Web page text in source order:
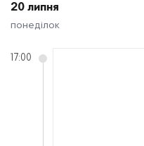
20 липня
понеділок
17:00